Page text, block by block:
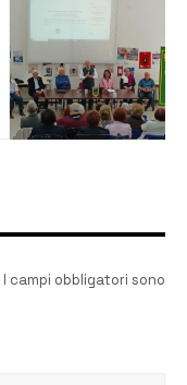
I campi obbligatori sono